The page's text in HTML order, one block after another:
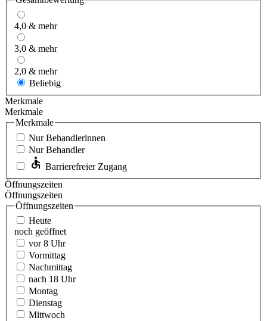
4,0 & mehr
3,0 & mehr
2,0 & mehr
Beliebig
Merkmale
Merkmale
Merkmale
Nur Behandlerinnen
Nur Behandler
Barrierefreier Zugang
Öffnungszeiten
Öffnungszeiten
Öffnungszeiten
Heute
noch geöffnet
vor 8 Uhr
Vormittag
Nachmittag
nach 18 Uhr
Montag
Dienstag
Mittwoch